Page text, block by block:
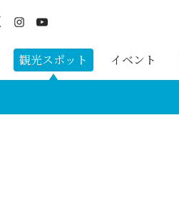
観光スポット イベント